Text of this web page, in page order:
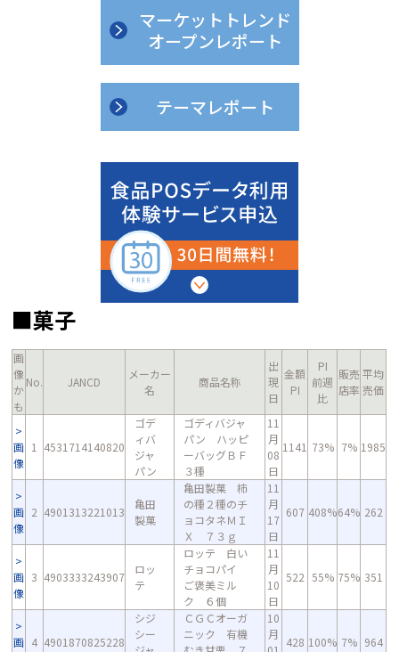
マーケットトレンド
オープンレポート
テーマレポート
■菓子
画
像
か
も
No. JANCD
メーカー
名
商品名称
出
現
日
金額
PI
PI
前週
比
販売
店率
平均
売価
画
像
1 4531714140820
ゴデ
ィバ
ジャ
パン
ゴディバジャ
パン ハッピ
ーバッグＢＦ
３種
11
月
08
日
1141 73% 7% 1985
画
像
2 4901313221013
亀田
製菓
亀田製菓 柿
の種２種のチ
ョコタネＭＩ
Ｘ ７３ｇ
11
月
17
日
607 408%64% 262
画
像
3 4903333243907
ロッ
テ
ロッテ 白い
チョコパイ
ご褒美ミル
ク ６個
11
月
10
日
522 55% 75% 351
画 4 4901870825228
シジ
シー
ＣＧＣオーガ
ニック 有機
10
月
428 100% 7% 964